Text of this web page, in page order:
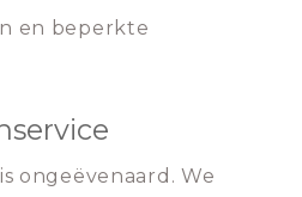
en beperkte
ongeëvenaard. We